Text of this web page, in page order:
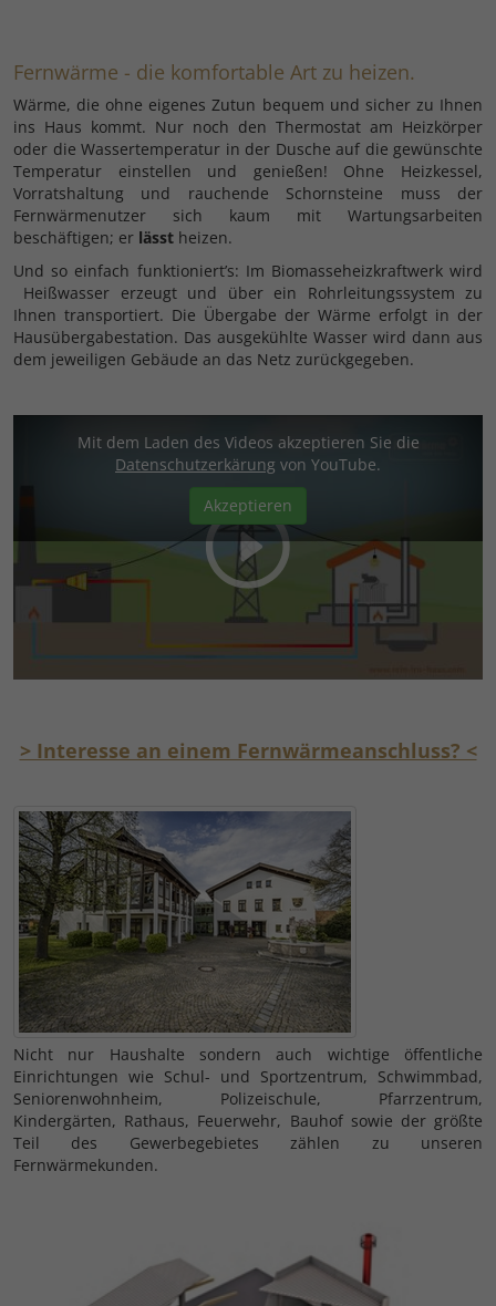
Fernwärme - die komfortable Art zu heizen.
Wärme, die ohne eigenes Zutun bequem und sicher zu Ihnen
ins Haus kommt. Nur noch den Thermostat am Heizkörper
oder die Wassertemperatur in der Dusche auf die gewünschte
Temperatur einstellen und genießen! Ohne Heizkessel,
Vorratshaltung und rauchende Schornsteine muss der
Fernwärmenutzer sich kaum mit Wartungsarbeiten
beschäftigen; er lässt heizen.
Und so einfach funktioniert’s: Im Biomasseheizkraftwerk wird
Heißwasser erzeugt und über ein Rohrleitungssystem zu
Ihnen transportiert. Die Übergabe der Wärme erfolgt in der
Hausübergabestation. Das ausgekühlte Wasser wird dann aus
dem jeweiligen Gebäude an das Netz zurückgegeben.
Mit dem Laden des Videos akzeptieren Sie die
Datenschutzerkärung von YouTube.
Akzeptieren
> Interesse an einem Fernwärmeanschluss? <
Nicht nur Haushalte sondern auch wichtige öffentliche
Einrichtungen wie Schul- und Sportzentrum, Schwimmbad,
Seniorenwohnheim, Polizeischule, Pfarrzentrum,
Kindergärten, Rathaus, Feuerwehr, Bauhof sowie der größte
Teil des Gewerbegebietes zählen zu unseren
Fernwärmekunden.